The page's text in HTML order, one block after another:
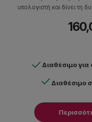
υπολογιστή και δίνει τη
Διαθέσιμο
Διαθέσιμο